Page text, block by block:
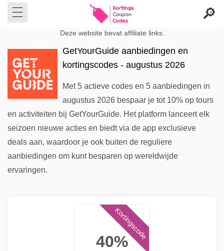
Deze website bevat affiliate links.
GetYourGuide aanbiedingen en
kortingscodes - augustus 2026
Met 5 actieve codes en 5 aanbiedingen in
augustus 2026 bespaar je tot 10% op tours
en activiteiten bij GetYourGuide. Het platform lanceert elk
seizoen nieuwe acties en biedt via de app exclusieve
deals aan, waardoor je ook buiten de reguliere
aanbiedingen om kunt besparen op wereldwijde
ervaringen.
40%
Kortingscode